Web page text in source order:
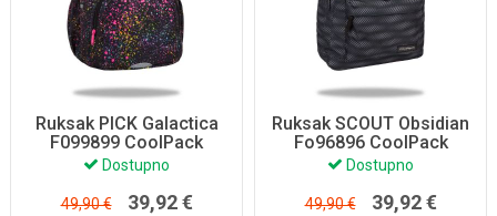
Ruksak PICK Galactica
F099899 CoolPack
Dostupno
49,90 € 39,92 €
Ruksak SCOUT Obsidian
Fo96896 CoolPack
Dostupno
49,90 € 39,92 €